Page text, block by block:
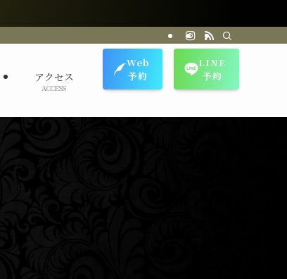
アクセス
ACCESS
Web
予約
LINE
予約